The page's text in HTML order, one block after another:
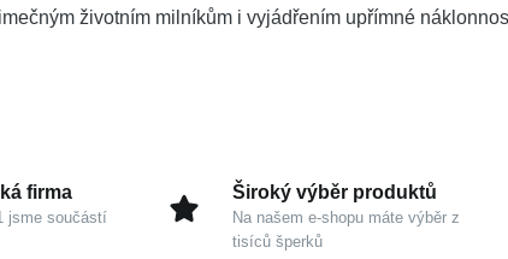
životním milníkům i vyjádřením upřímné
firma
jsme součástí
Široký výběr produktů
Na našem e-shopu máte výběr z
tisíců šperků